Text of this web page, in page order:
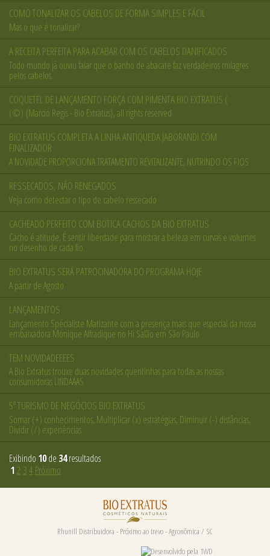
COMO TONALIZAR OS CABELOS DE FORMA SIMPLES E FÁCIL
Mas o que é tonalizar?
A RECEITA PERFEITA PARA ACABAR COM OS CABELOS DANIFICADOS
Todo mundo já ouviu falar que o banho de abacate faz verdadeiros milagres
pelos cabelos.
COQUETEL DE LANÇAMENTO FORÇA COM PIMENTA BIO EXTRATUS (
(©) {Marcio Regis - Bio Extratus}, all rights reserved
BIO EXTRATUS COMPLETA A LINHA ANTIQUEDA JABORANDI COM
FINALIZADOR
A NOVIDADE PROPORCIONA TRATAMENTO REVITALIZANTE, NUTRINDO OS FIOS
RESSECADOS, NÃO RENEGADOS
Veja como detectar o tipo de cabelo ressecado
CACHEADO PERFEITO COM BOTICA CACHOS DA BIO EXTRATUS
Cacho é atitude. É sentir liberdade para mostrar a beleza em curvas e volumes
no desenho de cada fio.
BIO EXTRATUS SERÁ PATROCINADORA DO PROGRAMA HOJE
A partir de Agosto
LANÇAMENTOS
Lançamento Spécialiste Matizante com a presença mais que especial da nossa
embaixadora Monique Alfradique no Hi Salão em São Paulo
TEM NOVIDADEEEES
A Bio Extratus trouxe duas novidades quentinhas para todas as nossas
consumidoras LINDAAAS
5º TURISMO DE NEGÓCIOS BIO EXTRATUS
Somar (+) conhecimentos, Multiplicar (x) estratégias, Diminuir (-) distâncias,
Dividir (/) experiências
Exibindo 10de34resultados
12 34 Próximo
Rhunill Distribuidora - Próximo ao trevo - Agronômica / SC